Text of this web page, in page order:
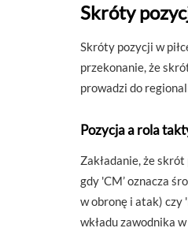
Skróty
Skróty pozycji w
przekonanie, że
prowadzi do
Pozycja a rola
Zakładanie, że
gdy 'CM’ oznacza
w obronę i atak) czy
wkładu zawodnika w